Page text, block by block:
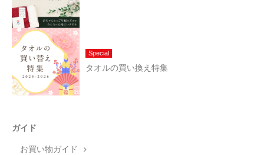
Special
タオルの買い換え特集
ガイド
お買い物ガイド